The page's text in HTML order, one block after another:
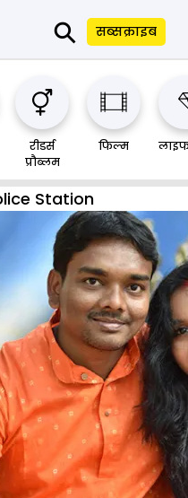
⚲ सब्सक्राइब
रीडर्स
प्रौब्लम
फिल्म
Station